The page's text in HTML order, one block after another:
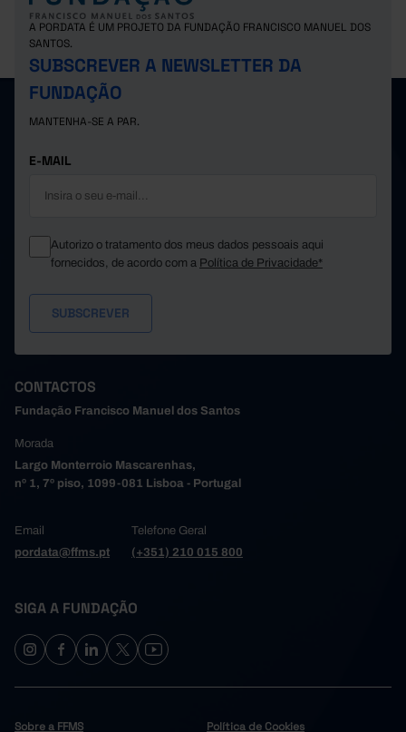
A PORDATA É UM PROJETO DA FUNDAÇÃO FRANCISCO MANUEL DOS
SANTOS.
SUBSCREVER A NEWSLETTER DA
FUNDAÇÃO
MANTENHA-SE A PAR.
E-MAIL
Autorizo o tratamento dos meus dados pessoais aqui
fornecidos, de acordo com a Política de Privacidade*
CONTACTOS
Fundação Francisco Manuel dos Santos
Morada
Largo Monterroio Mascarenhas,
nº 1, 7º piso, 1099-081 Lisboa - Portugal
Email
pordata@ffms.pt
Telefone Geral
(+351) 210 015 800
SIGA A FUNDAÇÃO
Sobre a FFMS Política de Cookies